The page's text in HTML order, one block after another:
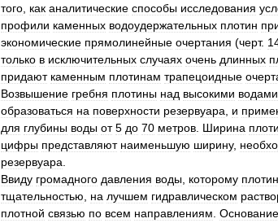
того, как аналитические способы исследования
профили каменных водоудержательных плотин
экономические прямолинейные очертания (черт.
только в исключительных случаях очень длинных
придают каменным плотинам трапецоидные
Возвышение гребня плотины над высокими водами
образоваться на поверхности резервуара, и
для глубины воды от 5 до 70 метров. Ширина
цифры представляют наименьшую ширину,
резервуара.
Ввиду громадного давления воды, которому
тщательностью, на лучшем гидравлическом
плотной связью по всем направлениям. Основание